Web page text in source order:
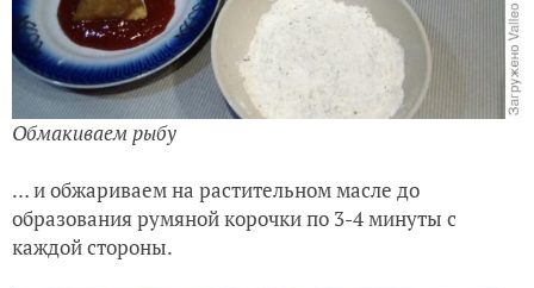
Обмакиваем рыбу
… и обжариваем на растительном масле до
образования румяной корочки по 3-4 минуты с
каждой стороны.